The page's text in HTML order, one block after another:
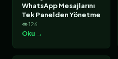
WhatsApp Mesajlarını
Tek Panelden Yönetme
👁 126
Oku →